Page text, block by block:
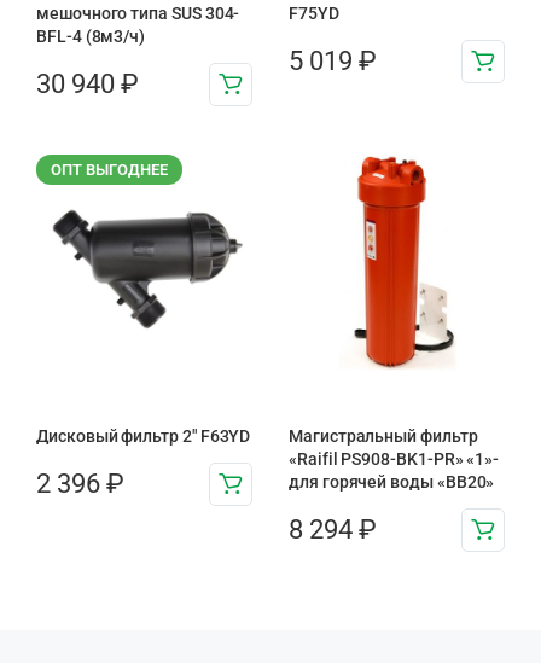
мешочного типа SUS 304-
BFL-4 (8м3/ч)
30 940 ₽
F75YD
5 019 ₽
ОПТ ВЫГОДНЕЕ
Дисковый фильтр 2″ F63YD
2 396 ₽
Магистральный фильтр
«Raifil PS908-BK1-PR» «1»-
для горячей воды «BB20»
8 294 ₽